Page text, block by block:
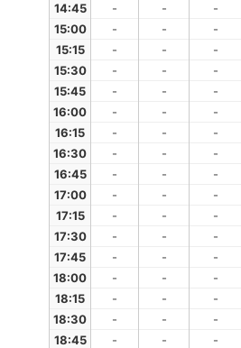
14:45
- - -
15:00
- - -
15:15
- - -
15:30
- - -
15:45
- - -
16:00
- - -
16:15
- - -
16:30
- - -
16:45
- - -
17:00
- - -
17:15
- - -
17:30
- - -
17:45
- - -
18:00
- - -
18:15
- - -
18:30
- - -
18:45
- - -